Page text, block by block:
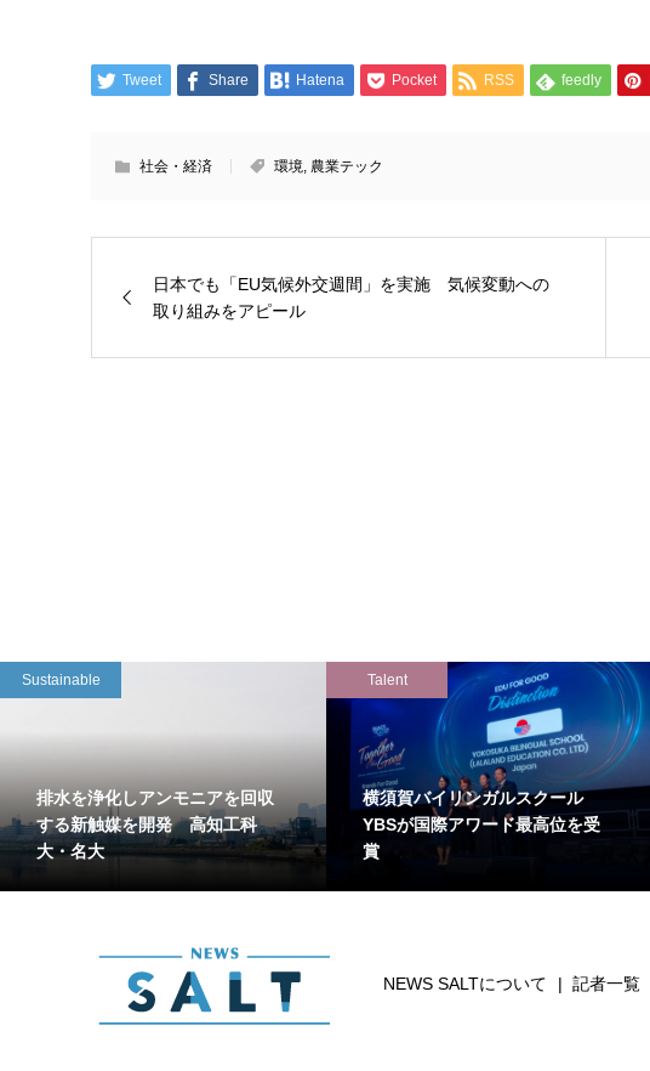
Tweet Share Hatena Pocket RSS feedly
社会・経済 環境, 農業テック
日本でも「EU気候外交週間」を実施 気候変動への
取り組みをアピール
Sustainable
排水を浄化しアンモニアを回収
する新触媒を開発 高知工科
大・名大
Talent
横須賀バイリンガルスクール
YBSが国際アワード最高位を受
賞
NEWS SALTについて 記者一覧